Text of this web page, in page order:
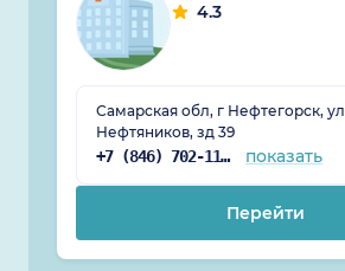
4.3
Самарская обл, г Нефтегорск, ул
Нефтяников, зд 39
+7 (846) 702-11-45 показать
Перейти